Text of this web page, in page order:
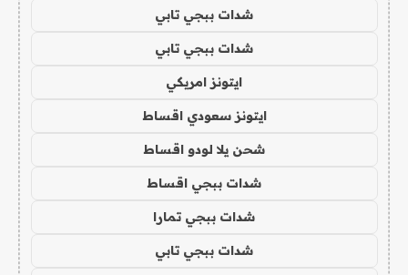
شدات ببجي تابي
شدات ببجي تابي
ايتونز امريكي
ايتونز سعودي اقساط
شحن يلا لودو اقساط
شدات ببجي اقساط
شدات ببجي تمارا
شدات ببجي تابي